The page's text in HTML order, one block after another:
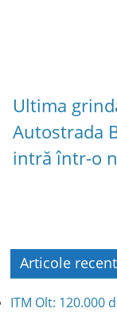
Ultima
Autostrada
intră într-o
Articole
ITM Olt: 120.000